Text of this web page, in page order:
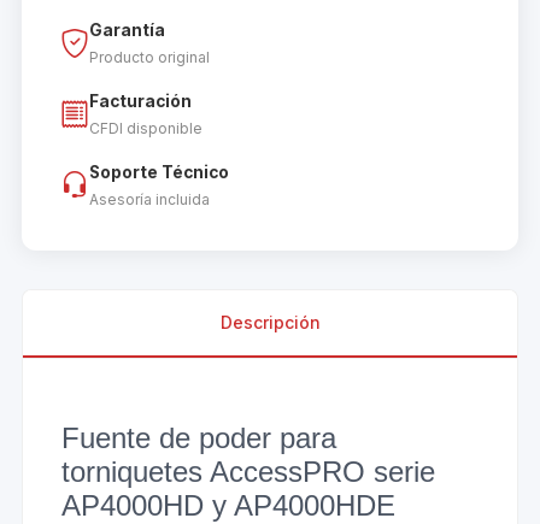
Garantía
Producto original
Facturación
CFDI disponible
Soporte Técnico
Asesoría incluida
Descripción
Fuente de poder para
torniquetes AccessPRO serie
AP4000HD y AP4000HDE